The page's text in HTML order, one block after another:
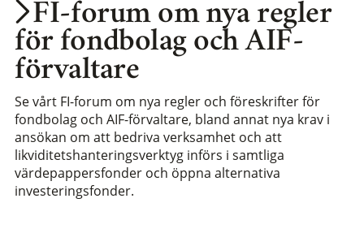
FI-forum om nya regler
för fondbolag och AIF-
förvaltare
Se vårt FI-forum om nya regler och föreskrifter för
fondbolag och AIF-förvaltare, bland annat nya krav i
ansökan om att bedriva verksamhet och att
likviditetshanteringsverktyg införs i samtliga
värdepappersfonder och öppna alternativa
investeringsfonder.